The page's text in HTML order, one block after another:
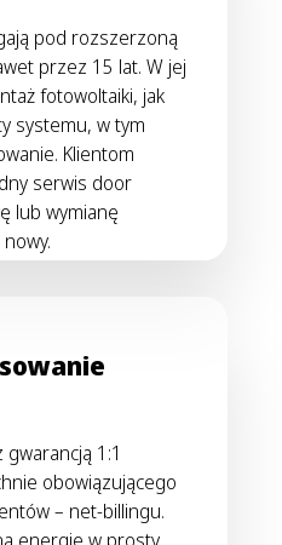
pod rozszerzoną
przez 15 lat. W jej
fotowoltaiki, jak
systemu, w tym
Klientom
serwis door
lub wymianę
1:1
obowiązującego
– net-billingu.